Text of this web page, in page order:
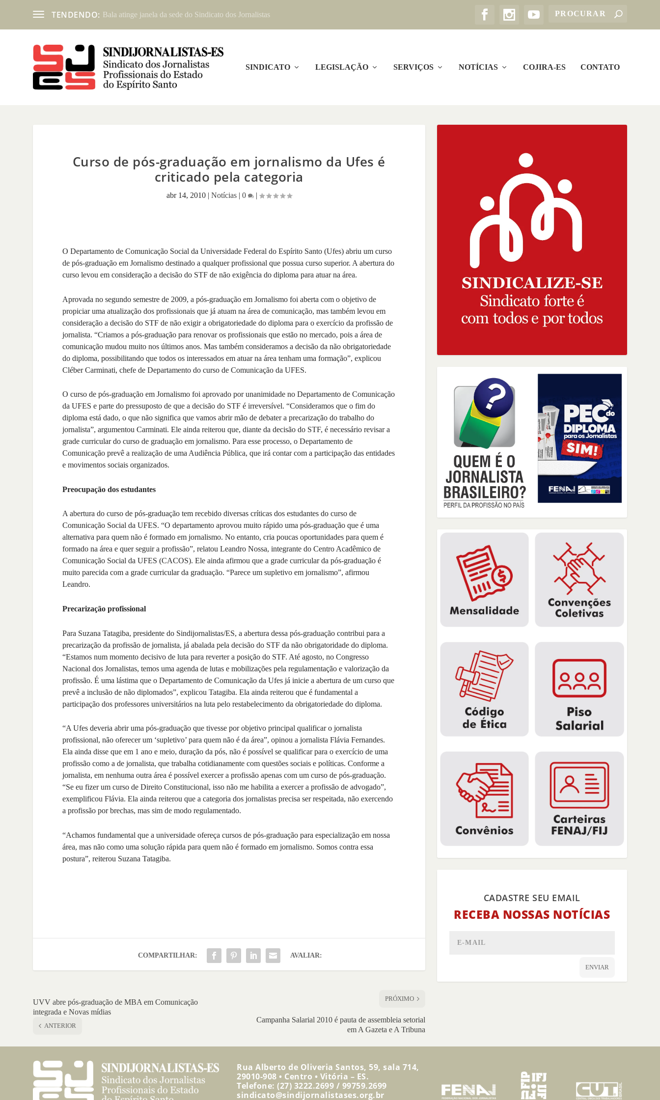
TENDENDO: Bala atinge janela da sede do Sindicato dos Jornalistas
SINDICATO LEGISLAÇÃO SERVIÇOS NOTÍCIAS COJIRA-ES CONTATO
Curso de pós-graduação em jornalismo da Ufes é
criticado pela categoria
abr 14, 2010| Notícias| 0 |
O Departamento de Comunicação Social da Universidade Federal do Espírito Santo (Ufes) abriu um curso
de pós-graduação em Jornalismo destinado a qualquer profissional que possua curso superior. A abertura do
curso levou em consideração a decisão do STF de não exigência do diploma para atuar na área.
Aprovada no segundo semestre de 2009, a pós-graduação em Jornalismo foi aberta com o objetivo de
propiciar uma atualização dos profissionais que já atuam na área de comunicação, mas também levou em
consideração a decisão do STF de não exigir a obrigatoriedade do diploma para o exercício da profissão de
jornalista. “Criamos a pós-graduação para renovar os profissionais que estão no mercado, pois a área de
comunicação mudou muito nos últimos anos. Mas também consideramos a decisão da não obrigatoriedade
do diploma, possibilitando que todos os interessados em atuar na área tenham uma formação”, explicou
Cléber Carminati, chefe de Departamento do curso de Comunicação da UFES.
O curso de pós-graduação em Jornalismo foi aprovado por unanimidade no Departamento de Comunicação
da UFES e parte do pressuposto de que a decisão do STF é irreversível. “Consideramos que o fim do
diploma está dado, o que não significa que vamos abrir mão de debater a precarização do trabalho do
jornalista”, argumentou Carminati. Ele ainda reiterou que, diante da decisão do STF, é necessário revisar a
grade curricular do curso de graduação em jornalismo. Para esse processo, o Departamento de
Comunicação prevê a realização de uma Audiência Pública, que irá contar com a participação das entidades
e movimentos sociais organizados.
Preocupação dos estudantes
A abertura do curso de pós-graduação tem recebido diversas críticas dos estudantes do curso de
Comunicação Social da UFES. “O departamento aprovou muito rápido uma pós-graduação que é uma
alternativa para quem não é formado em jornalismo. No entanto, cria poucas oportunidades para quem é
formado na área e quer seguir a profissão”, relatou Leandro Nossa, integrante do Centro Acadêmico de
Comunicação Social da UFES (CACOS). Ele ainda afirmou que a grade curricular da pós-graduação é
muito parecida com a grade curricular da graduação. “Parece um supletivo em jornalismo”, afirmou
Leandro.
Precarização profissional
Para Suzana Tatagiba, presidente do Sindijornalistas/ES, a abertura dessa pós-graduação contribui para a
precarização da profissão de jornalista, já abalada pela decisão do STF da não obrigatoridade do diploma.
“Estamos num momento decisivo de luta para reverter a posição do STF. Até agosto, no Congresso
Nacional dos Jornalistas, temos uma agenda de lutas e mobilizações pela regulamentação e valorização da
profissão. É uma lástima que o Departamento de Comunicação da Ufes já inicie a abertura de um curso que
prevê a inclusão de não diplomados”, explicou Tatagiba. Ela ainda reiterou que é fundamental a
participação dos professores universitários na luta pelo restabelecimento da obrigatoriedade do diploma.
“A Ufes deveria abrir uma pós-graduação que tivesse por objetivo principal qualificar o jornalista
profissional, não oferecer um ‘supletivo’ para quem não é da área”, opinou a jornalista Flávia Fernandes.
Ela ainda disse que em 1 ano e meio, duração da pós, não é possível se qualificar para o exercício de uma
profissão como a de jornalista, que trabalha cotidianamente com questões sociais e políticas. Conforme a
jornalista, em nenhuma outra área é possível exercer a profissão apenas com um curso de pós-graduação.
“Se eu fizer um curso de Direito Constitucional, isso não me habilita a exercer a profissão de advogado”,
exemplificou Flávia. Ela ainda reiterou que a categoria dos jornalistas precisa ser respeitada, não exercendo
a profissão por brechas, mas sim de modo regulamentado.
“Achamos fundamental que a universidade ofereça cursos de pós-graduação para especialização em nossa
área, mas não como uma solução rápida para quem não é formado em jornalismo. Somos contra essa
postura”, reiterou Suzana Tatagiba.
COMPARTILHAR: AVALIAR:
UVV abre pós-graduação de MBA em Comunicação
integrada e Novas mídias
ANTERIOR
PRÓXIMO
Campanha Salarial 2010 é pauta de assembleia setorial
em A Gazeta e A Tribuna
CADASTRE SEU EMAIL
RECEBA NOSSAS NOTÍCIAS
ENVIAR
Rua Alberto de Oliveria Santos, 59, sala 714,
29010-908 • Centro • Vitória – ES.
Telefone: (27) 3222.2699 / 99759.2699
sindicato@sindijornalistases.org.br